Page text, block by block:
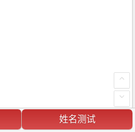
姓名测试